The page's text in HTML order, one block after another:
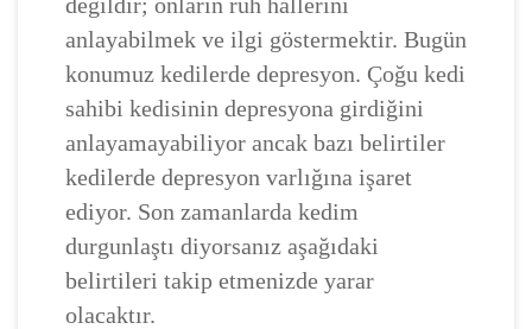
anlayabilmek ve ilgi göstermektir. Bugün
konumuz kedilerde depresyon. Çoğu kedi
sahibi kedisinin depresyona girdiğini
anlayamayabiliyor ancak bazı belirtiler
kedilerde depresyon varlığına işaret
ediyor. Son zamanlarda kedim
durgunlaştı diyorsanız aşağıdaki
belirtileri takip etmenizde yarar
olacaktır.